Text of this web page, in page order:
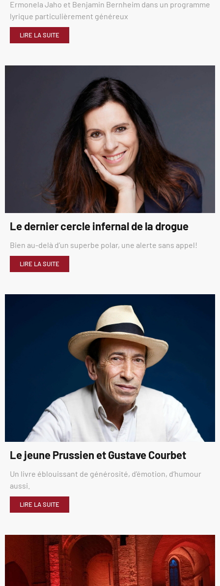
Ermonela Jaho et Benjamin Bernheim dans un programme
lyrique particulièrement généreux
LIRE LA SUITE
Le dernier cercle infernal de la drogue
Bien au-delà d’un superbe polar, une alerte sans appel!
LIRE LA SUITE
Le jeune Prussien et Gustave Courbet
Un livre éblouissant de générosité, d’émotion, d’humour
aussi.
LIRE LA SUITE